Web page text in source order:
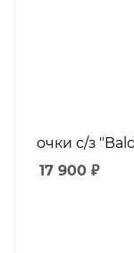
очки с/з
17 900 ₽